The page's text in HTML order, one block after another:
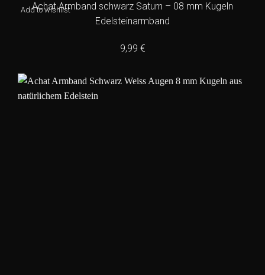
Add to wishlist
Achat Armband schwarz Saturn – 08 mm Kugeln
Edelsteinarmband
9,99 €